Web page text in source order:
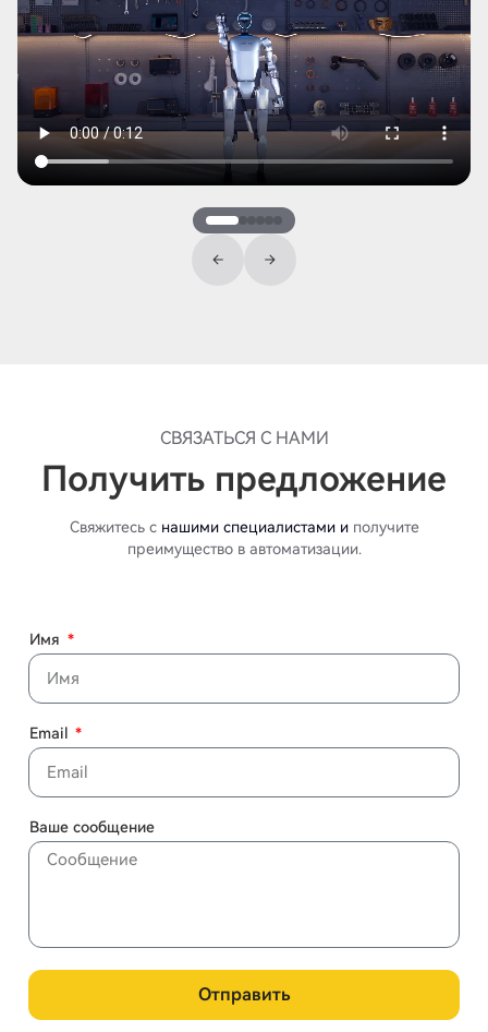
СВЯЗАТЬСЯ С НАМИ
Получить предложение
Свяжитесь с нашими специалистами иполучите
преимущество в автоматизации.
Имя
Email
Ваше сообщение
Отправить